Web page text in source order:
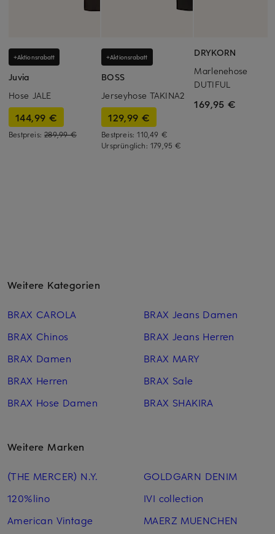
+Aktionsrabatt
Juvia
Hose JALE
144,99 €
Bestpreis:289,99 €
+Aktionsrabatt
BOSS
Jerseyhose TAKINA2
129,99 €
Bestpreis:110,49 €
Ursprünglich: 179,95 €
DRYKORN
Marlenehose
DUTIFUL
169,95 €
Weitere Kategorien
BRAX CAROLA
BRAX Chinos
BRAX Damen
BRAX Herren
BRAX Hose Damen
BRAX Jeans Damen
BRAX Jeans Herren
BRAX MARY
BRAX Sale
BRAX SHAKIRA
Weitere Marken
(THE MERCER) N.Y.
120%lino
American Vintage
GOLDGARN DENIM
IVI collection
MAERZ MUENCHEN